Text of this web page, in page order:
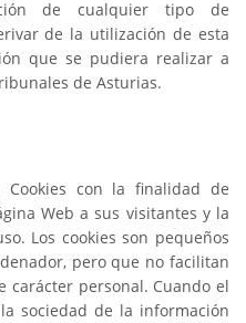
de cualquier tipo de
de la utilización de esta
que se pudiera realizar a
de Asturias.
Cookies con la finalidad de
Web a sus visitantes y la
Los cookies son pequeños
pero que no facilitan
carácter personal. Cuando el
sociedad de la información